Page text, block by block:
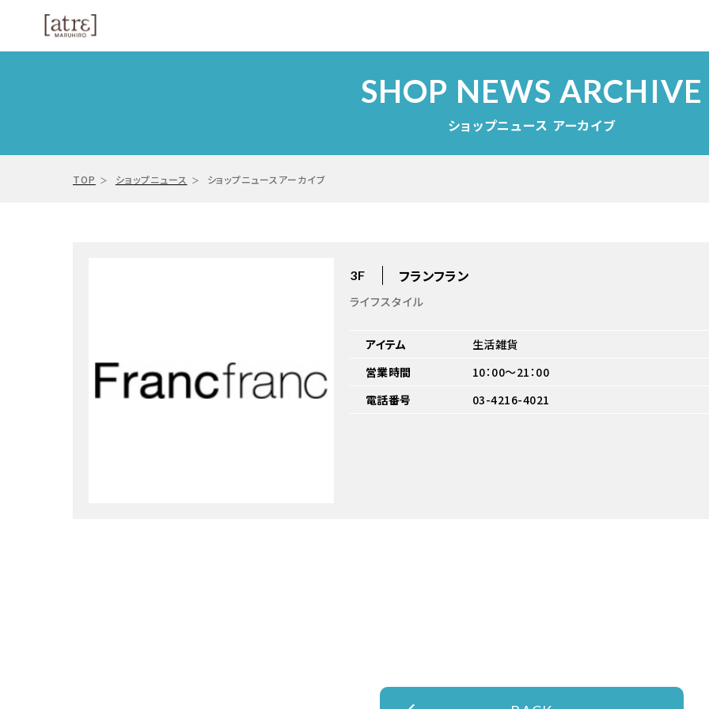
SHOP NEWS ARCHIVE
ショップニュース アーカイブ
TOP ショップニュース ショップニュースアーカイブ
3F フランフラン
ライフスタイル
アイテム
生活雑貨
営業時間
10：00～21：00
電話番号
03-4216-4021